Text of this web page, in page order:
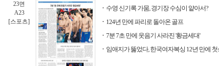
23면
A23
[스포츠]
수영 신기록 가뭄, 경기장 수심이 얕아서?
124년 만에 파리로 돌아온 골프
7분 7초 만에 웃음기 사라진 '황금세대'
임애지가 뚫었다, 한국여자복싱 12년 만에 첫